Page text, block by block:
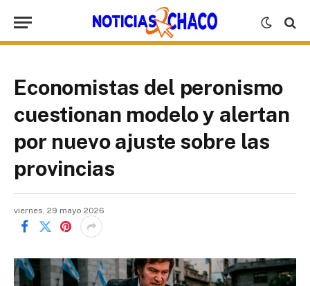
Economistas del peronismo
cuestionan modelo y alertan
por nuevo ajuste sobre las
provincias
viernes, 29 mayo 2026